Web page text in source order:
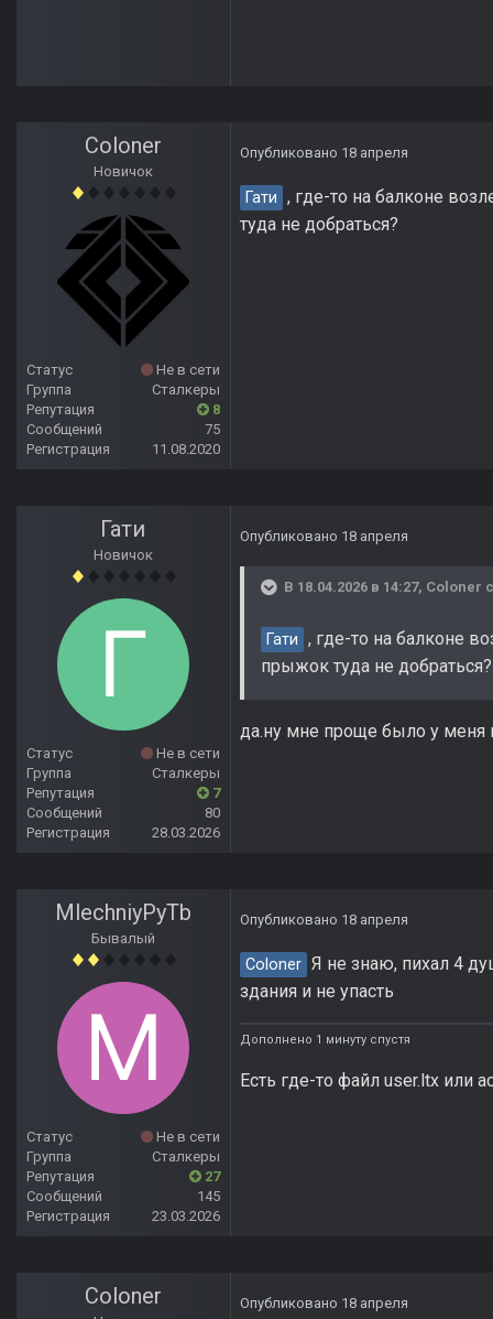
Coloner
Новичок
Статус
Не в сети
Группа
Сталкеры
Репутация
8
Сообщений
75
Регистрация
11.08.2020
Опубликовано 18 апреля
Гати , где-то на балконе
туда не добраться?
Гати
Новичок
Статус
Не в сети
Группа
Сталкеры
Репутация
7
Сообщений
80
Регистрация
28.03.2026
Опубликовано 18 апреля
В 18.04.2026 в 14:27, Coloner
Гати , где-то на балконе
прыжок туда не добраться?
да.ну мне проще было у меня
MlechniyPyTb
Бывалый
Статус
Не в сети
Группа
Сталкеры
Репутация
27
Сообщений
145
Регистрация
23.03.2026
Опубликовано 18 апреля
Coloner Я не знаю, пихал 4
здания и не упасть
Дополнено 1 минуту спустя
Есть где-то файл user.ltx или
Coloner Опубликовано 18 апреля